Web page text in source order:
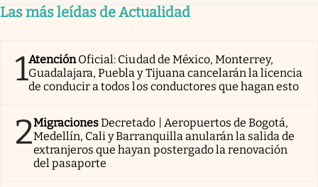
Las más leídas de Actualidad
1AtenciónOficial: Ciudad de México, Monterrey,
Guadalajara, Puebla y Tijuana cancelarán la licencia
de conducir a todos los conductores que hagan esto
2MigracionesDecretado | Aeropuertos de Bogotá,
Medellín, Cali y Barranquilla anularán la salida de
extranjeros que hayan postergado la renovación
del pasaporte